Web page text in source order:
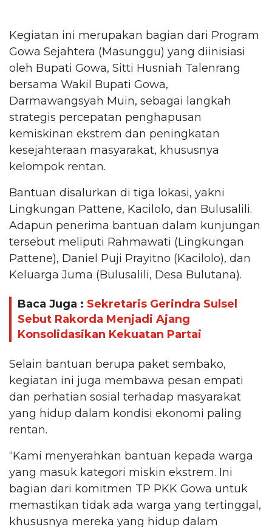
Kegiatan ini merupakan bagian dari Program
Gowa Sejahtera (Masunggu) yang diinisiasi
oleh Bupati Gowa, Sitti Husniah Talenrang
bersama Wakil Bupati Gowa,
Darmawangsyah Muin, sebagai langkah
strategis percepatan penghapusan
kemiskinan ekstrem dan peningkatan
kesejahteraan masyarakat, khususnya
kelompok rentan.
Bantuan disalurkan di tiga lokasi, yakni
Lingkungan Pattene, Kacilolo, dan Bulusalili.
Adapun penerima bantuan dalam kunjungan
tersebut meliputi Rahmawati (Lingkungan
Pattene), Daniel Puji Prayitno (Kacilolo), dan
Keluarga Juma (Bulusalili, Desa Bulutana).
Baca Juga : Sekretaris Gerindra Sulsel
Sebut Rakorda Menjadi Ajang
Konsolidasikan Kekuatan Partai
Selain bantuan berupa paket sembako,
kegiatan ini juga membawa pesan empati
dan perhatian sosial terhadap masyarakat
yang hidup dalam kondisi ekonomi paling
rentan.
“Kami menyerahkan bantuan kepada warga
yang masuk kategori miskin ekstrem. Ini
bagian dari komitmen TP PKK Gowa untuk
memastikan tidak ada warga yang tertinggal,
khususnya mereka yang hidup dalam